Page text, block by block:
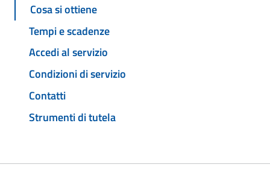
Cosa si ottiene
Tempi e scadenze
Accedi al servizio
Condizioni di servizio
Contatti
Strumenti di tutela